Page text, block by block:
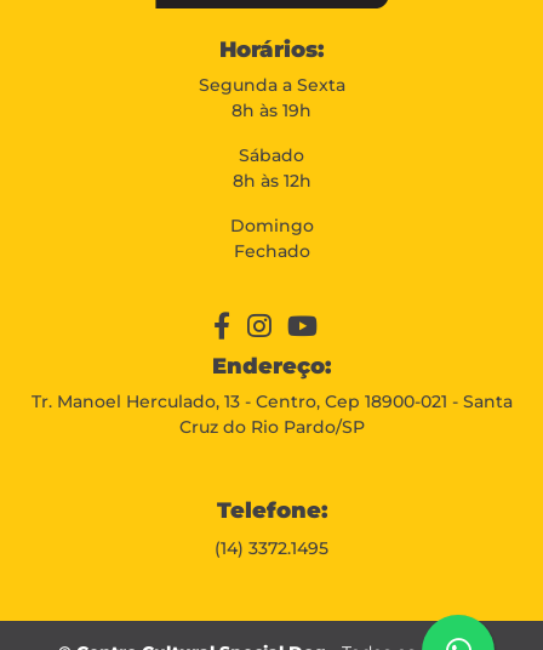
Horários:
Segunda a Sexta
8h às 19h
Sábado
8h às 12h
Domingo
Fechado
Endereço:
Tr. Manoel Herculado, 13 - Centro, Cep 18900-021 - Santa
Cruz do Rio Pardo/SP
Telefone:
(14) 3372.1495